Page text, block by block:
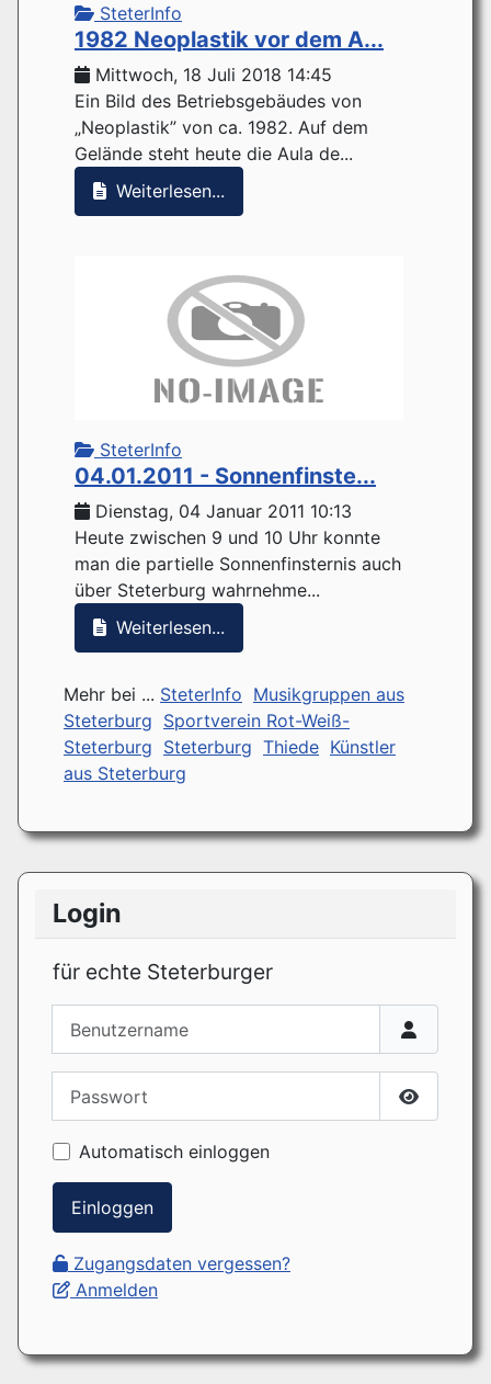
SteterInfo
1982 Neoplastik vor dem A...
Mittwoch, 18 Juli 2018 14:45
Ein Bild des Betriebsgebäudes von
„Neoplastik” von ca. 1982. Auf dem
Gelände steht heute die Aula de...
Weiterlesen...
SteterInfo
04.01.2011 - Sonnenfinste...
Dienstag, 04 Januar 2011 10:13
Heute zwischen 9 und 10 Uhr konnte
man die partielle Sonnenfinsternis auch
über Steterburg wahrnehme...
Weiterlesen...
Mehr bei ... SteterInfo Musikgruppen aus
Steterburg Sportverein Rot-Weiß-
Steterburg Steterburg Thiede Künstler
aus Steterburg
Login
für echte Steterburger
Passwort
Automatisch einloggen
Einloggen
Zugangsdaten vergessen?
Anmelden